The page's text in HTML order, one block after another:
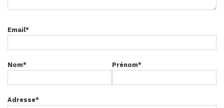
Email*
Nom* Prénom*
Adresse*